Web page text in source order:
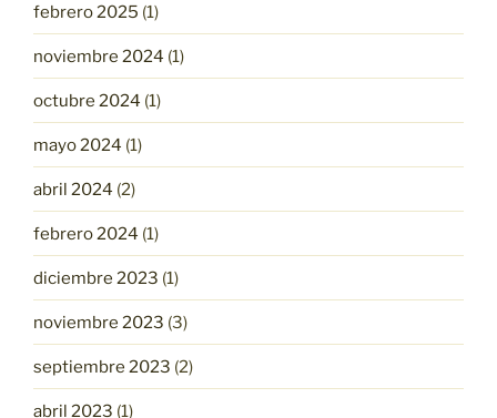
febrero 2025 (1)
noviembre 2024 (1)
octubre 2024 (1)
mayo 2024 (1)
abril 2024 (2)
febrero 2024 (1)
diciembre 2023 (1)
noviembre 2023 (3)
septiembre 2023 (2)
abril 2023 (1)